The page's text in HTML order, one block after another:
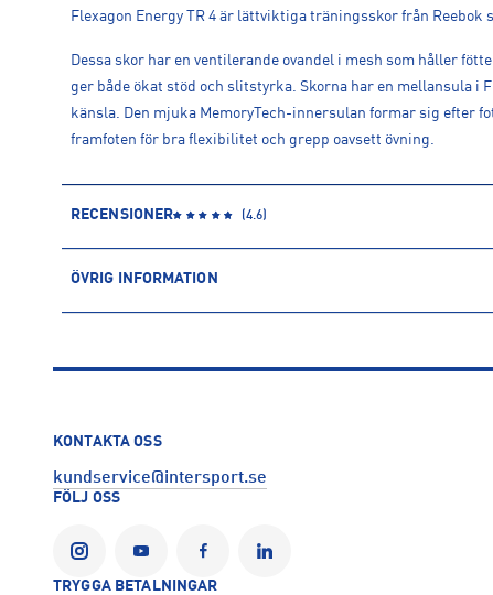
Flexagon Energy TR 4 är lättviktiga träningsskor från
Dessa skor har en ventilerande ovandel i mesh som håller
ger både ökat stöd och slitstyrka. Skorna har en mellansula i
känsla. Den mjuka MemoryTech-innersulan formar sig efter
framfoten för bra flexibilitet och grepp oavsett övning.
RECENSIONER (4.6)
ÖVRIG INFORMATION
Leverantörens produktnummer: M0033357
Tillverkaradress: Batra Group - Arthur Stanley House, 52
KONTAKTA OSS
kundservice@intersport.se
FÖLJ OSS
TRYGGA BETALNINGAR